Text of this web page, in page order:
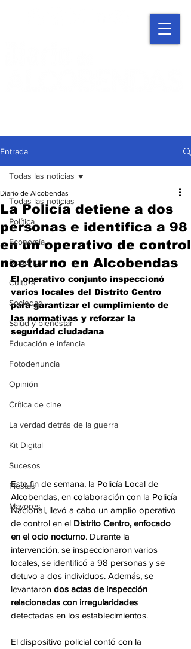
Entrada
Todas las noticias
Política
Economía
Deportes
Cultura
Sociedad
Salud y bienestar
Educación e infancia
Fotodenuncia
Opinión
Crítica de cine
La verdad detrás de la guerra
Kit Digital
Sucesos
Fiestas
Mayores
Todas las noticias
La Policía detiene a dos
personas e identifica a 98
en un operativo de control
nocturno en Alcobendas
Diario de Alcobendas
El operativo conjunto inspeccionó
varios locales del Distrito Centro
para garantizar el cumplimiento de
las normativas y reforzar la
seguridad ciudadana
Este fin de semana, la Policía Local de
Alcobendas, en colaboración con la Policía
Nacional, llevó a cabo un amplio operativo
de control en el Distrito Centro, enfocado
en el ocio nocturno. Durante la
intervención, se inspeccionaron varios
locales, se identificó a 98 personas y se
detuvo a dos individuos. Además, se
levantaron dos actas de inspección
relacionadas con irregularidades
detectadas en los establecimientos.
El dispositivo policial contó con la